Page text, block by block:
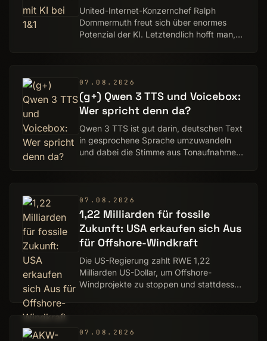
United-Internet-Konzernchef Ralph
Dommermuth freut sich über enormes
Potenzial der KI. Letztendlich hofft man,
07.08.2026
(g+) Qwen 3 TTS und Voicebox:
Wer spricht denn da?
Qwen 3 TTS ist gut darin, deutschen Text
in gesprochene Sprache umzuwandeln
und dabei die Stimme aus Tonaufnahmen
07.08.2026
1,22 Milliarden für fossile
Zukunft: USA erkaufen sich Aus
für Offshore-Windkraft
Die US-Regierung zahlt RWE 1,22
Milliarden US-Dollar, um Offshore-
Windprojekte zu stoppen und stattdessen
07.08.2026